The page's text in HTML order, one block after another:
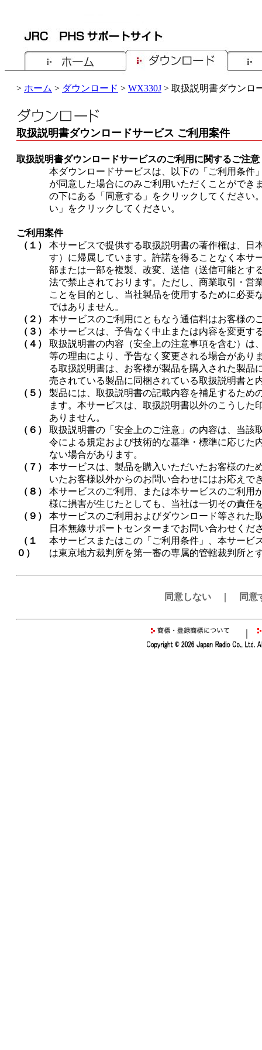
> ホーム > ダウンロード > WX330J > 取扱説明書ダウンロ
取扱説明書ダウンロードサービス ご利用案件
取扱説明書ダウンロードサービスのご利用に関するご注意
本ダウンロードサービスは、以下の「ご利用条件
が同意した場合にのみご利用いただくことができ
の下にある「同意する」をクリックしてください
い」をクリックしてください。
ご利用案件
（１） 本サービスで提供する取扱説明書の著作権は、日
す）に帰属しています。許諾を得ることなく本サ
部または一部を複製、改変、送信（送信可能とす
法で禁止されております。ただし、商業取引・営
ことを目的とし、当社製品を使用するために必要
ではありません。
（２） 本サービスのご利用にともなう通信料はお客様の
（３） 本サービスは、予告なく中止または内容を変更す
（４） 取扱説明書の内容（安全上の注意事項を含む）は
等の理由により、予告なく変更される場合があり
る取扱説明書は、お客様が製品を購入された製品
売されている製品に同梱されている取扱説明書と
（５） 製品には、取扱説明書の記載内容を補足するため
ます。本サービスは、取扱説明書以外のこうした
ありません。
（６） 取扱説明書の「安全上のご注意」の内容は、当該
令による規定および技術的な基準・標準に応じた
ない場合があります。
（７） 本サービスは、製品を購入いただいたお客様のた
いたお客様以外からのお問い合わせにはお応えで
（８） 本サービスのご利用、または本サービスのご利用
様に損害が生じたとしても、当社は一切その責任
（９） 本サービスのご利用およびダウンロード等された
日本無線サポートセンターまでお問い合わせくだ
（１
０）
本サービスまたはこの「ご利用条件」、本サービ
は東京地方裁判所を第一審の専属的管轄裁判所と
同意しない｜ 同意